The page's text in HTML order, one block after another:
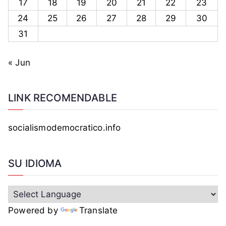
a
g
t
,
h
a
m
a
17
18 19 20 21 22
23
24
25 26 27 28 29
30
31
« Jun
LINK RECOMENDABLE
socialismodemocratico.info
SU IDIOMA
Powered by Translate